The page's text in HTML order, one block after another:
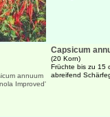
Capsicum
(20 Korn)
Früchte bis zu 15
abreifend